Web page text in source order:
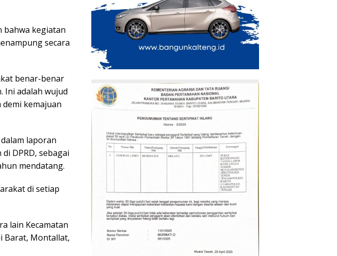
bahwa kegiatan
secara
benar-benar
Ini adalah wujud
kemajuan
laporan
DPRD, sebagai
mendatang.
di setiap
lain Kecamatan
Barat, Montallat,